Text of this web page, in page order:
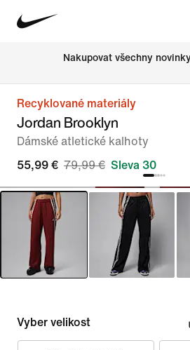
Nakupovat všechny
Recyklované materiály
Jordan Brooklyn
Dámské atletické kalhoty
55,99 € 79,99 € Sleva 30
Vyber velikost